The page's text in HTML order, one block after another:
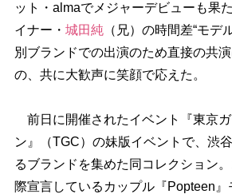
ット・almaでメジャーデビューも果
イナー・ 城田純（兄）の時間差“モデ
別ブランドでの出演のため直接の共
の、共に大歓声に笑顔で応えた。
前日に開催されたイベント『東京
ン』（TGC）の妹版イベントで、渋
るブランドを集めた同コレクション
際宣言しているカップル『Popteen